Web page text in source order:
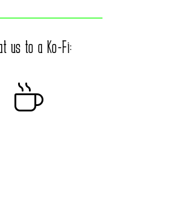
us to a Ko-Fi: